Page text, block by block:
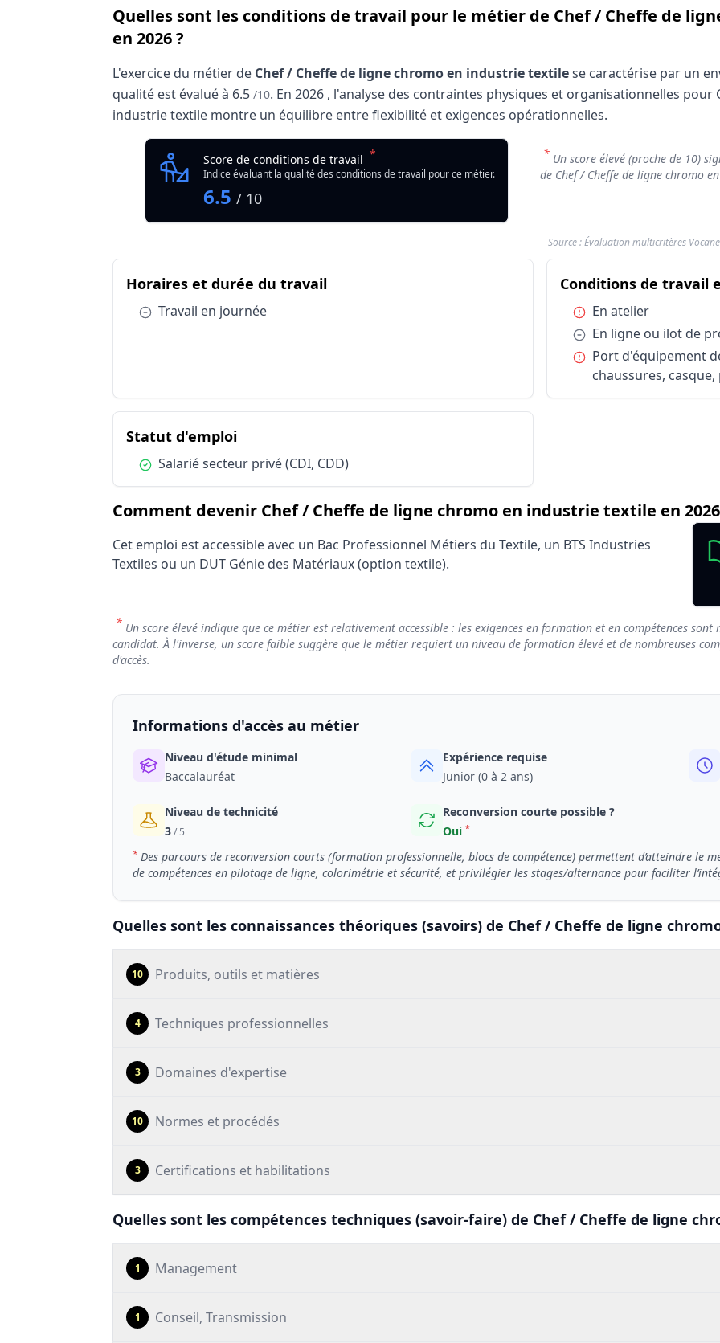
Quelles sont les conditions de travail pour le métier de Chef / Cheffe de
en 2026 ?
L'exercice du métier de Chef / Cheffe de ligne chromo en industrie textilese caractérise par un
qualité est évalué à 6.5 /10. En 2026 , l'analyse des contraintes physiques et organisationnelles pour
industrie textile montre un équilibre entre flexibilité et exigences opérationnelles.
Analyse des conditions de travail : Chef / Cheffe de ligne chromo en industrie textile
Indicateur
Note de
Qualité globale de l'environnement Chef / Cheffe de ligne chromo en industrie textile
6.46/10
Score de conditions de travail * Chef / Cheffe de ligne chromo en industrie textile
Indice évaluant la qualité des conditions de travail pour ce métier.
6.5 / 10
* Un score élevé (proche de 10)
de Chef / Cheffe de ligne chromo
Source : Évaluation multicritères
Résumé des conditions d'exercice : Chef / Cheffe de ligne
Catégorie
Facteur
Horaires et durée du travail
En ligne ou ilot de production
Port d'équipement de protection individuelle (EPI) :
Statut d'emploi
Salarié secteur privé (CDI, CDD)
Horaires et durée du travaildu métier Chef / Cheffe de ligne chromo en industrie
Condition :
Travail en journée
Conditions de travail
Condition :
En atelier
Condition :
En ligne ou ilot de
Condition :
Port d'équipement
chaussures,
Statut d'emploidu métier Chef / Cheffe de ligne chromo en industrie textile
Condition :
Salarié secteur privé (CDI, CDD)
Comment devenir Chef / Cheffe de ligne chromo en industrie textile en
Cet emploi est accessible avec un Bac Professionnel Métiers du Textile, un BTS Industries
Textiles ou un DUT Génie des Matériaux (option textile).
* Un score élevé indique que ce métier est relativement accessible : les exigences en formation et en compétences
candidat. À l'inverse, un score faible suggère que le métier requiert un niveau de formation élevé et de nombreuses
d'accès.
Informations d'accès au métier
Niveau d'étude minimal
Baccalauréat
Expérience requise
Junior (0 à 2 ans)
Niveau de technicité
3/ 5
Reconversion courte possible ?
Oui *
* Des parcours de reconversion courts (formation professionnelle, blocs de compétence) permettent d’atteindre le
de compétences en pilotage de ligne, colorimétrie et sécurité, et privilégier les stages/alternance pour faciliter
Quelles sont les connaissances théoriques (savoirs) de Chef / Cheffe de ligne
10 Produits, outils et matières
4 Techniques professionnelles
3 Domaines d'expertise
10 Normes et procédés
3 Certifications et habilitations
Quelles sont les compétences techniques (savoir-faire) de Chef / Cheffe de ligne
1 Management
1 Conseil, Transmission